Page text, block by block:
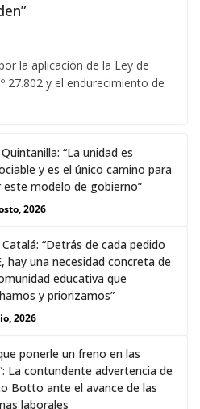
la aplicación de la Ley de
27.802 y el endurecimiento de
“La unidad es
y es el único camino para
este modelo de gobierno”
2026
“Detrás de cada pedido
hay una necesidad concreta de
educativa que
y priorizamos”
2026
ponerle un freno en las
La contundente advertencia de
Botto ante el avance de las
laborales